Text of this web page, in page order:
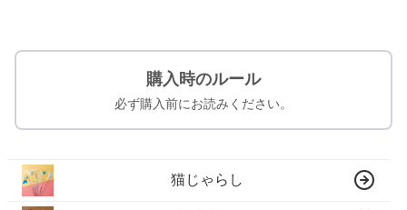
購入時のルール
必ず購入前にお読みください。
猫じゃらし